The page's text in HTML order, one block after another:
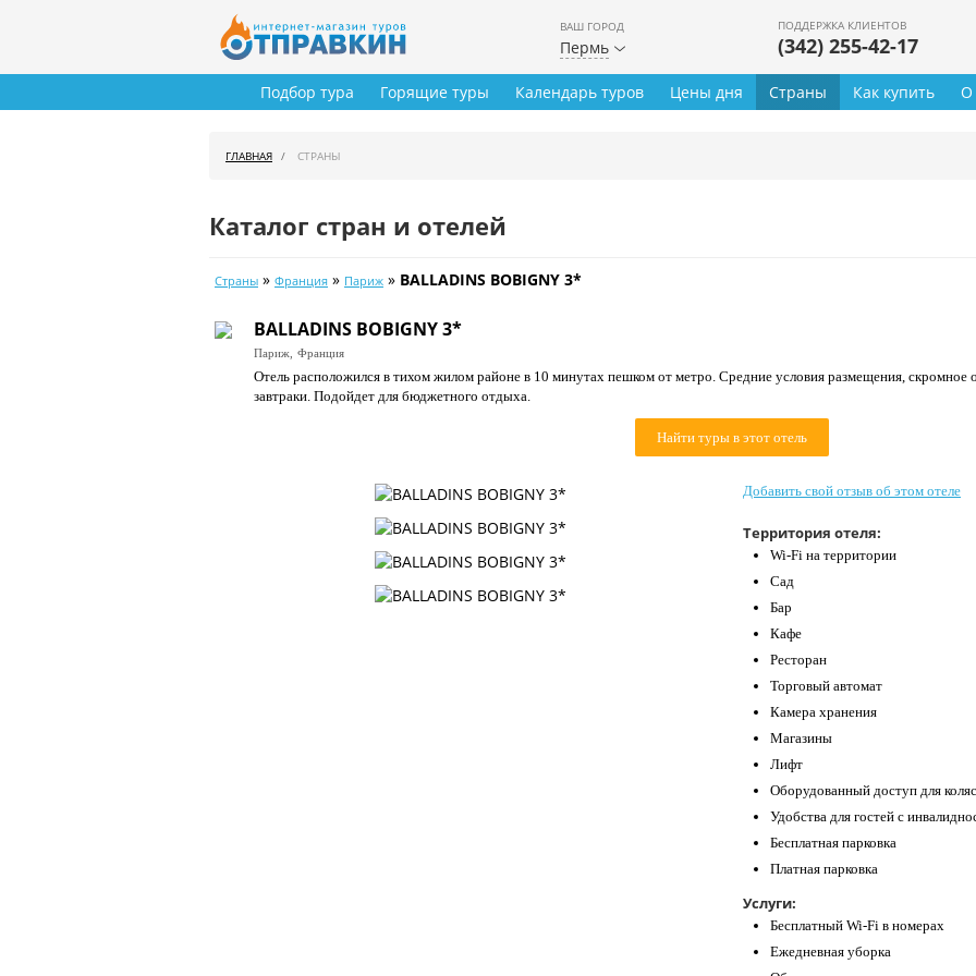
ВАШ ГОРОД
Пермь
ПОДДЕРЖКА КЛИЕНТОВ
(342) 255-42-17
Подбор тура Горящие туры Календарь туров Цены дня Страны Как купить О
ГЛАВНАЯ СТРАНЫ
Каталог стран и отелей
Страны » Франция » Париж » BALLADINS BOBIGNY 3*
BALLADINS BOBIGNY 3*
Париж, Франция
Отель расположился в тихом жилом районе в 10 минутах пешком от метро. Средние условия размещения, скромное
завтраки. Подойдет для бюджетного отдыха.
Найти туры в этот отель
Добавить свой отзыв об этом отеле
Территория отеля:
Wi-Fi на территории
Сад
Бар
Кафе
Ресторан
Торговый автомат
Камера хранения
Магазины
Лифт
Оборудованный доступ для
Удобства для гостей с
Бесплатная парковка
Платная парковка
Услуги:
Бесплатный Wi-Fi в номерах
Ежедневная уборка